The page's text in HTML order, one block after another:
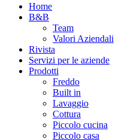
Home
B&B
Team
Valori Aziendali
Rivista
Servizi per le aziende
Prodotti
Freddo
Built in
Lavaggio
Cottura
Piccolo cucina
Piccolo casa